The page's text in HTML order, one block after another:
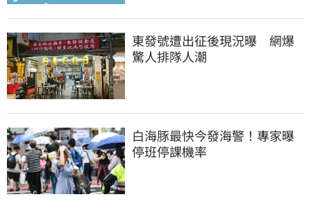
東發號遭出征後現況曝　網爆
驚人排隊人潮
白海豚最快今發海警！專家曝
停班停課機率